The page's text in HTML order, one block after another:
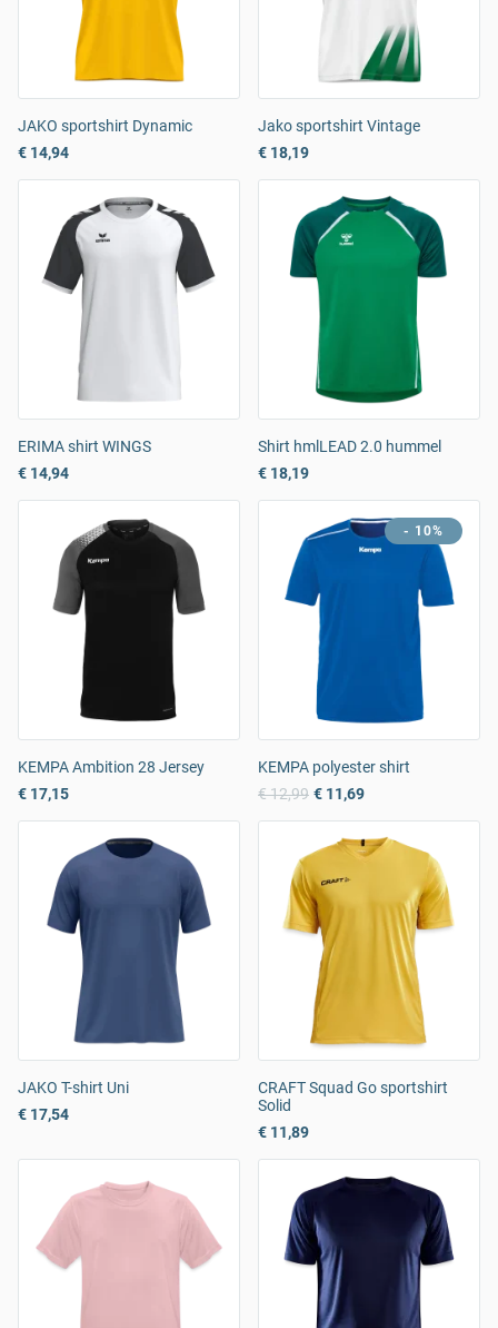
JAKO sportshirt Dynamic
€ 14,94
Jako sportshirt Vintage
€ 18,19
ERIMA shirt WINGS
€ 14,94
Shirt hmlLEAD 2.0 hummel
€ 18,19
KEMPA Ambition 28 Jersey
€ 17,15
- 10%
KEMPA polyester shirt
€ 12,99 € 11,69
JAKO T-shirt Uni
€ 17,54
CRAFT Squad Go sportshirt
Solid
€ 11,89